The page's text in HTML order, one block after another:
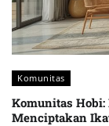
Komunitas
Komunitas Hobi:
Menciptakan